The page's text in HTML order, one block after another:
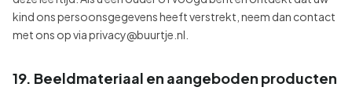
kind ons persoonsgegevens heeft verstrekt, neem dan contact
met ons op via privacy@buurtje.nl.
19. Beeldmateriaal en aangeboden producten